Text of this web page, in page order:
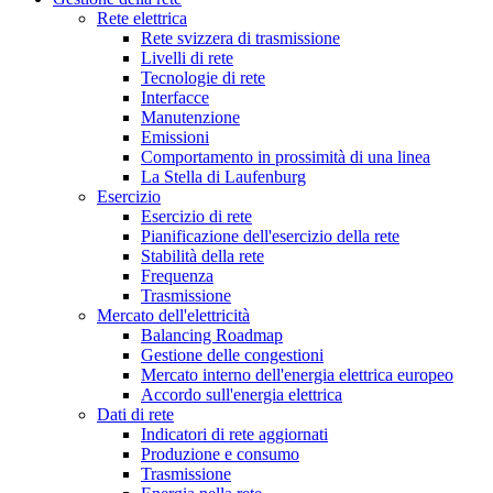
Rete elettrica
Rete svizzera di trasmissione
Livelli di rete
Tecnologie di rete
Interfacce
Manutenzione
Emissioni
Comportamento in prossimità di una linea
La Stella di Laufenburg
Esercizio
Esercizio di rete
Pianificazione dell'esercizio della rete
Stabilità della rete
Frequenza
Trasmissione
Mercato dell'elettricità
Balancing Roadmap
Gestione delle congestioni
Mercato interno dell'energia elettrica europeo
Accordo sull'energia elettrica
Dati di rete
Indicatori di rete aggiornati
Produzione e consumo
Trasmissione